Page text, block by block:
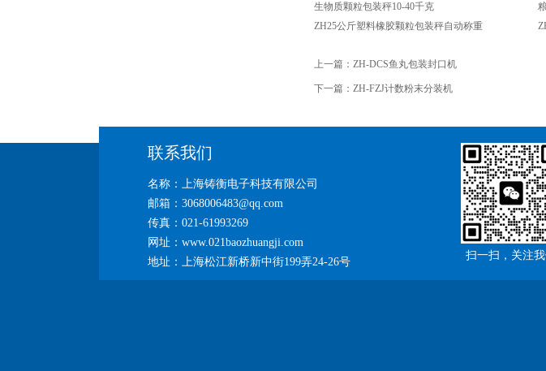
生物质颗粒包装秤10-40千克
ZH25公斤塑料橡胶颗粒包装秤自动称重
上一篇： ZH-DCS鱼丸包装封口机
下一篇： ZH-FZJ计数粉末分装机
联系我们
名称：上海铸衡电子科技有限公司
邮箱：3068006483@qq.com
传真：021-61993269
网址：www.021baozhuangji.com
地址：上海松江新桥新中街199弄24-26号
扫一扫，关注我